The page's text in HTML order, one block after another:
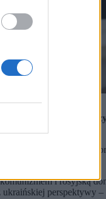
W odpowiedzi,
ocenia tę sytuację?
Polska patrzy na UPA
i rosyjską
perspektywy